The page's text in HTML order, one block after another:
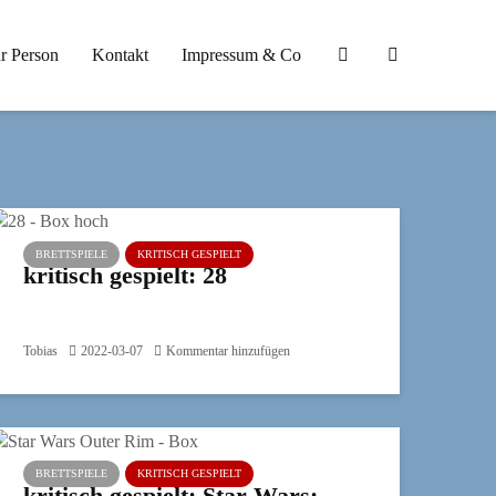
Person Kontakt Impressum & Co
BRETTSPIELE KRITISCH GESPIELT
kritisch gespielt: 28
Tobias 2022-03-07 Kommentar hinzufügen
BRETTSPIELE KRITISCH GESPIELT